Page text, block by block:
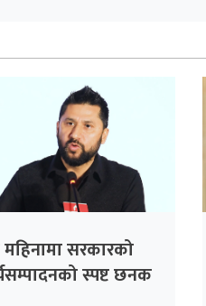
सरकारको
स्पष्ट छनक